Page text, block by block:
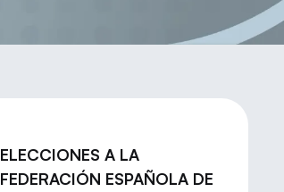
ELECCIONES A LA
FEDERACIÓN ESPAÑOLA DE